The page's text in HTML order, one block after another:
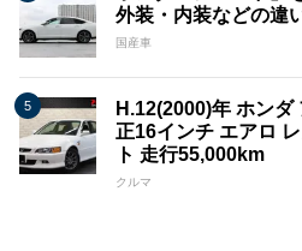
外装・内装などの違
国産車
H.12(2000)年 ホン
正16インチ エアロ
ト 走行55,000km
クルマ